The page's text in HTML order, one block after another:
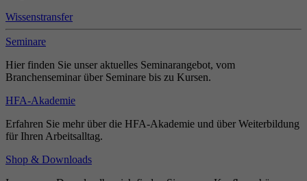
Wissenstransfer
Seminare
Hier finden Sie unser aktuelles Seminarangebot, vom
Branchenseminar über Seminare bis zu Kursen.
HFA-Akademie
Erfahren Sie mehr über die HFA-Akademie und über Weiterbildung
für Ihren Arbeitsalltag.
Shop & Downloads